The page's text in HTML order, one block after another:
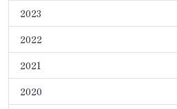
2023
2022
2021
2020